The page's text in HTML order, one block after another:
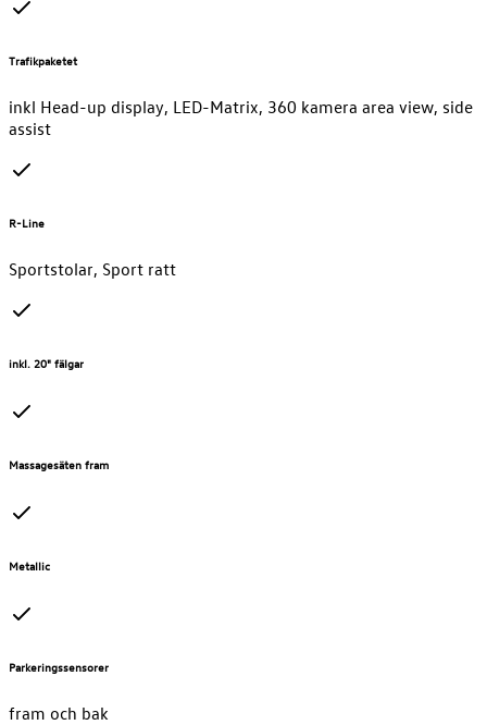
Trafikpaketet
inkl Head-up display, LED-Matrix, 360 kamera area view, side
assist
R-Line
Sportstolar, Sport ratt
inkl. 20" fälgar
Massagesäten fram
Metallic
Parkeringssensorer
fram och bak